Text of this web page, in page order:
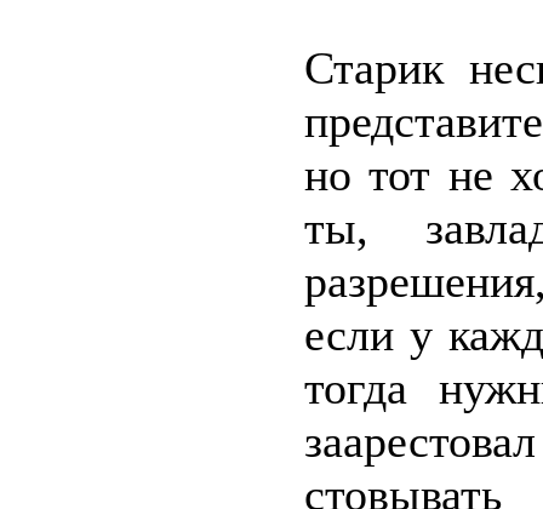
Старик
но тот не
ты,
если у
тогда